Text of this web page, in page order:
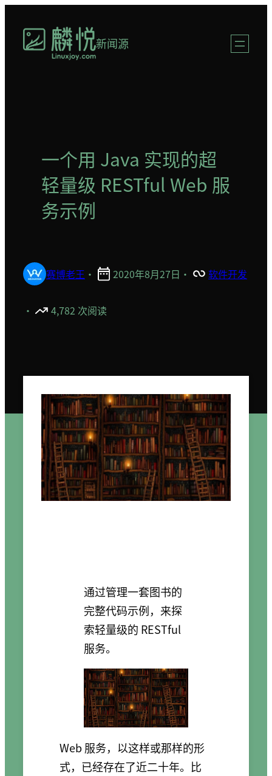
新闻源
一个用 Java 实现的超
轻量级 RESTful Web 服
务示例
赛博老王 · 2020年8月27日 · 软件开发
· 4,782 次阅读
通过管理一套图书的
完整代码示例，来探
索轻量级的 RESTful
服务。
Web 服务，以这样或那样的形
式，已经存在了近二十年。比